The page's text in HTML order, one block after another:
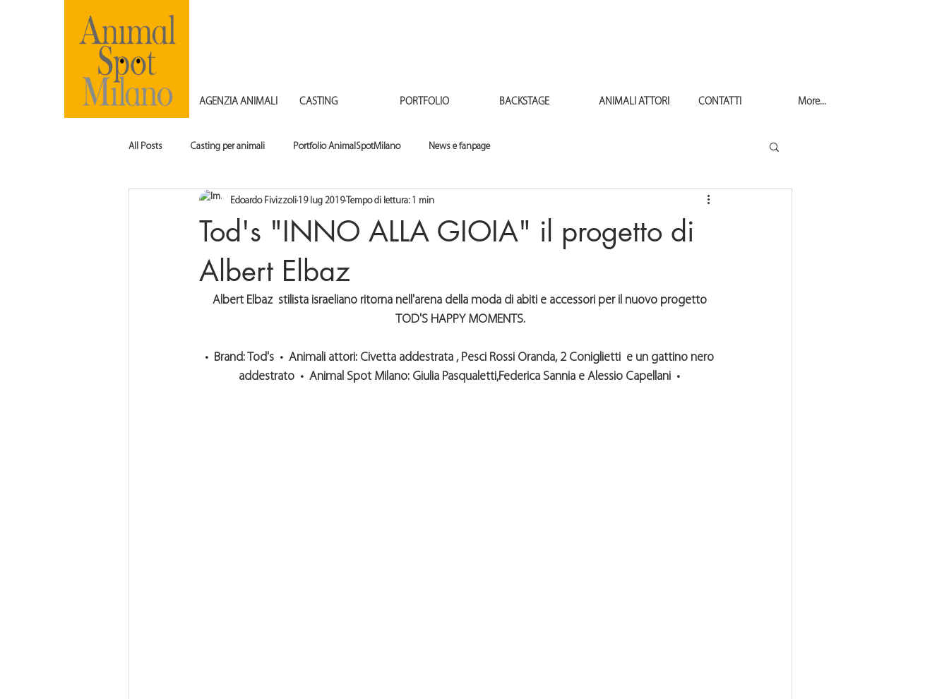
AGENZIA ANIMALI CASTING PORTFOLIO BACKSTAGE ANIMALI ATTORI CONTATTI More...
All Posts Casting per animali Portfolio AnimalSpotMilano News e fanpage
Tod's "INNO ALLA GIOIA" il progetto di
Albert Elbaz
Edoardo Fivizzoli19 lug 2019Tempo di lettura: 1 min
Albert Elbaz stilista israeliano ritorna nell'arena della moda di abiti e accessori per il nuovo progetto
TOD'S HAPPY MOMENTS.
• Brand: Tod's  • Animali attori: Civetta addestrata , Pesci Rossi Oranda, 2 Coniglietti  e un gattino nero
addestrato  • Animal Spot Milano: Giulia Pasqualetti,Federica Sannia e Alessio Capellani  •